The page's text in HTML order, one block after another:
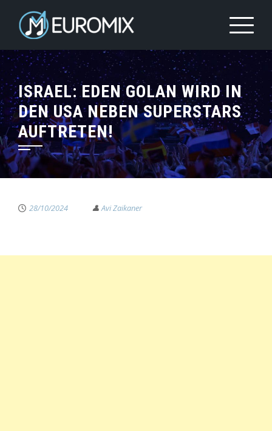
ISRAEL: EDEN GOLAN WIRD IN
DEN USA NEBEN SUPERSTARS
AUFTRETEN!
28/10/2024